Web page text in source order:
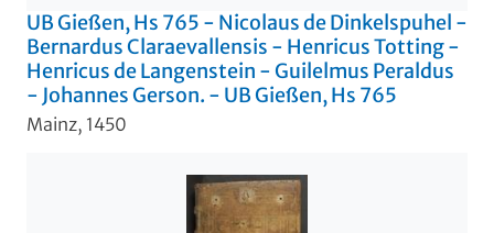
UB Gießen, Hs 765 - Nicolaus de Dinkelspuhel -
Bernardus Claraevallensis - Henricus Totting -
Henricus de Langenstein - Guilelmus Peraldus
- Johannes Gerson. - UB Gießen, Hs 765
Mainz, 1450